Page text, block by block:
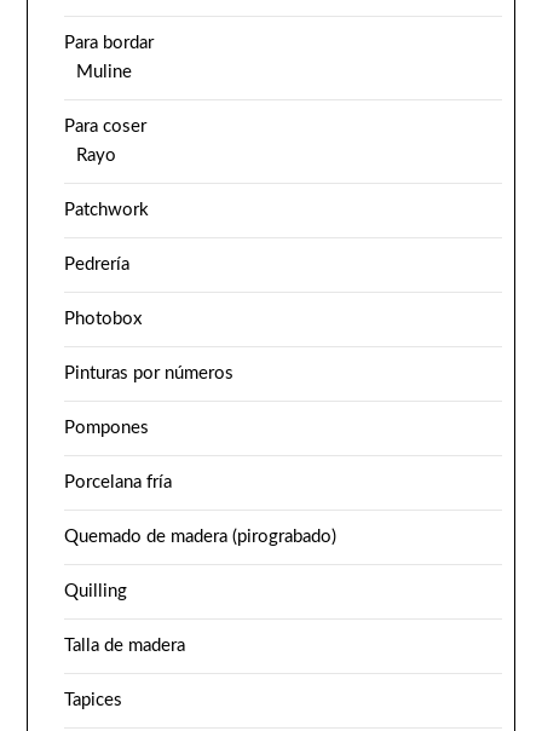
Para bordar
Muline
Para coser
Rayo
Patchwork
Pedrería
Photobox
Pinturas por números
Pompones
Porcelana fría
Quemado de madera (pirograbado)
Quilling
Talla de madera
Tapices